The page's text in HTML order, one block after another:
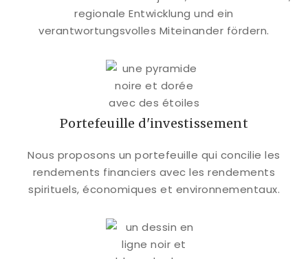
regionale Entwicklung und ein
verantwortungsvolles Miteinander fördern.
Portefeuille d'investissement
Nous proposons un portefeuille qui concilie les
rendements financiers avec les rendements
spirituels, économiques et environnementaux.